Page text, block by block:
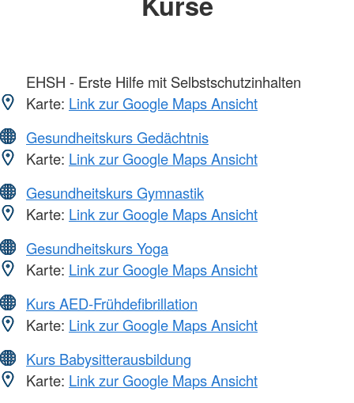
EHSH - Erste Hilfe mit Selbstschutzinhalten
Karte: Link zur Google Maps Ansicht
Gesundheitskurs Gedächtnis
Karte: Link zur Google Maps Ansicht
Gesundheitskurs Gymnastik
Karte: Link zur Google Maps Ansicht
Gesundheitskurs Yoga
Karte: Link zur Google Maps Ansicht
Kurs AED-Frühdefibrillation
Karte: Link zur Google Maps Ansicht
Kurs Babysitterausbildung
Karte: Link zur Google Maps Ansicht